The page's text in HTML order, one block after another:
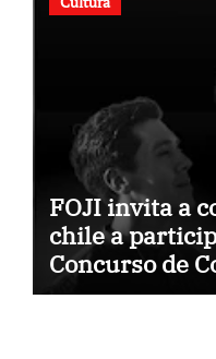
FOJI invita a
chile a
Concurso de
Orquestas